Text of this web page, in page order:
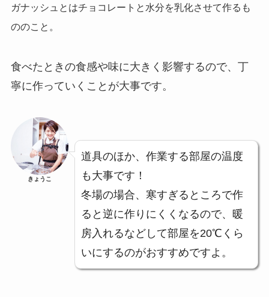
ガナッシュとはチョコレートと水分を乳化させて作るも
ののこと。
食べたときの食感や味に大きく影響するので、丁
寧に作っていくことが大事です。
きょうこ
道具のほか、作業する部屋の温度
も大事です！
冬場の場合、寒すぎるところで作
ると逆に作りにくくなるので、暖
房入れるなどして部屋を20℃くら
いにするのがおすすめですよ。